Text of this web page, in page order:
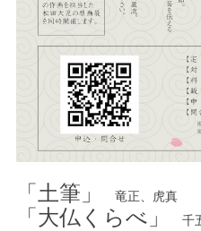
「土筆」 竜正、虎真
「大仏くらべ」 千